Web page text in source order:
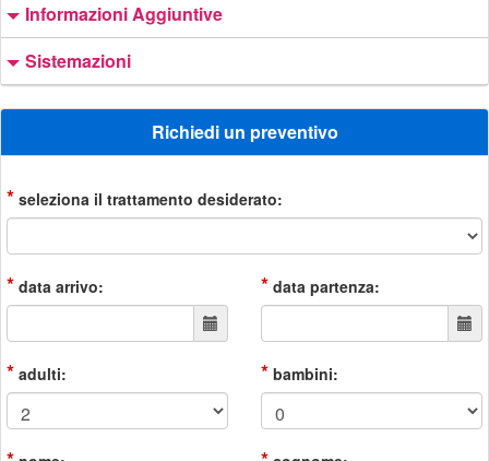
Informazioni Aggiuntive
Sistemazioni
Richiedi un preventivo
* seleziona il trattamento desiderato:
* data arrivo: * data partenza:
* adulti: * bambini: